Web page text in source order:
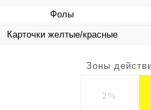
Фолы
Карточки желтые/красные
Зоны
2%